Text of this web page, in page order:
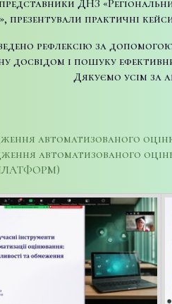
ДНЗ
презентували практичні
рефлексію за
і пошуку
Дякуємо усім за
автоматизованого
автоматизованого